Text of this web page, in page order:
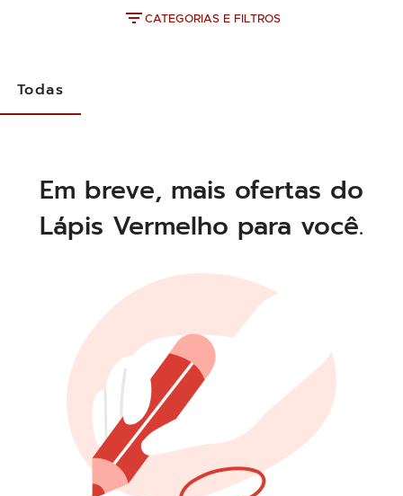
CATEGORIAS E FILTROS
Todas
Em breve, mais ofertas do
Lápis Vermelho para você.